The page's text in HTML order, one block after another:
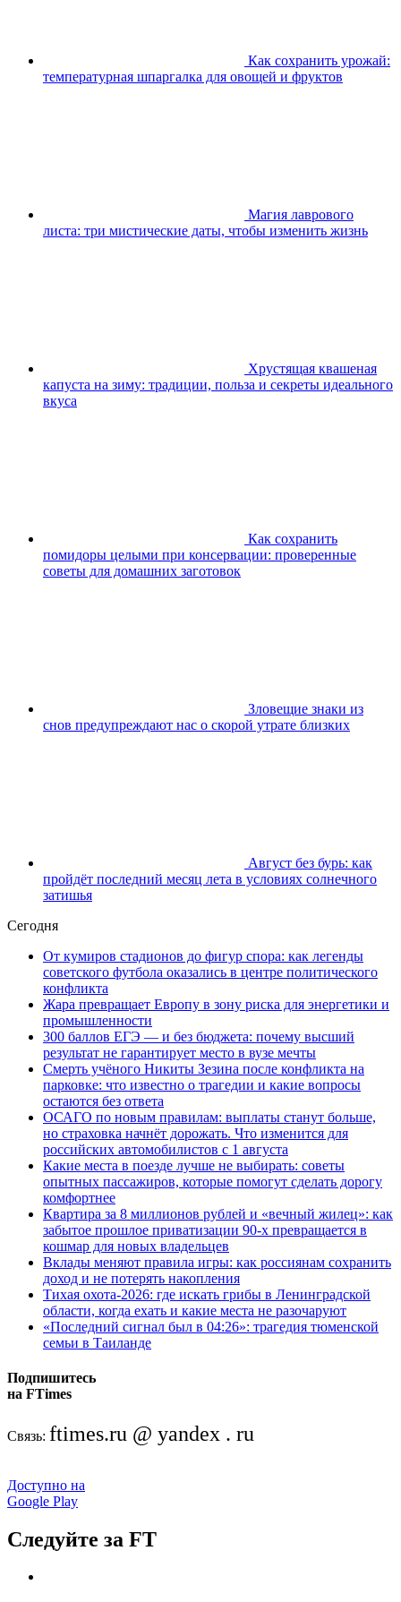
Как сохранить урожай:
температурная шпаргалка для овощей и фруктов
Магия лаврового
листа: три мистические даты, чтобы изменить жизнь
Хрустящая квашеная
капуста на зиму: традиции, польза и секреты идеального
вкуса
Как сохранить
помидоры целыми при консервации: проверенные
советы для домашних заготовок
Зловещие знаки из
снов предупреждают нас о скорой утрате близких
Август без бурь: как
пройдёт последний месяц лета в условиях солнечного
затишья
Сегодня
От кумиров стадионов до фигур спора: как легенды
советского футбола оказались в центре политического
конфликта
Жара превращает Европу в зону риска для энергетики и
промышленности
300 баллов ЕГЭ — и без бюджета: почему высший
результат не гарантирует место в вузе мечты
Смерть учёного Никиты Зезина после конфликта на
парковке: что известно о трагедии и какие вопросы
остаются без ответа
ОСАГО по новым правилам: выплаты станут больше,
но страховка начнёт дорожать. Что изменится для
российских автомобилистов с 1 августа
Какие места в поезде лучше не выбирать: советы
опытных пассажиров, которые помогут сделать дорогу
комфортнее
Квартира за 8 миллионов рублей и «вечный жилец»: как
забытое прошлое приватизации 90-х превращается в
кошмар для новых владельцев
Вклады меняют правила игры: как россиянам сохранить
доход и не потерять накопления
Тихая охота-2026: где искать грибы в Ленинградской
области, когда ехать и какие места не разочаруют
«Последний сигнал был в 04:26»: трагедия тюменской
семьи в Таиланде
Подпишитесь
на FTimes
Связь: ftimes.ru @ yandex . ru
Доступно на
Google Play
Следуйте за FT